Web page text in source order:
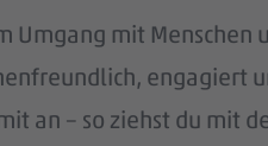
Umgang mit Menschen
engagiert
an – so ziehst du mit